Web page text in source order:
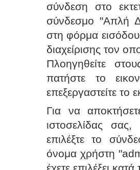
σύνδεση στο
σύνδεσμο "Απλή
στη φόρμα
διαχείρισης τον
Πλοηγηθείτε
πατήστε το
επεξεργαστείτε το
Για να
ιστοσελίδας
επιλέξτε το
όνομα χρήστη